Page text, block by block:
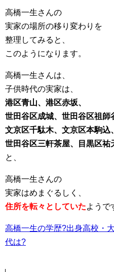
高橋一生さんの
実家の場所の移り変わりを
整理してみると、
このようになります。
高橋一生さんは、
子供時代の実家は、
港区青山、港区赤坂、
世田谷区成城、世田谷区祖師
文京区千駄木、文京区本駒込
世田谷区三軒茶屋、目黒区祐
と、
高橋一生さんの
実家はめまぐるしく、
住所を転々としていたようで
高橋一生の学歴?出身高校・
代は?